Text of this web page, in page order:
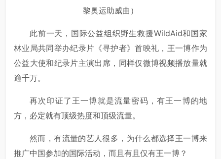
黎奥运助威曲）
此前一天，国际公益组织野生救援WildAid和国家
林业局共同举办纪录片《寻护者》首映礼，王一博作为
公益大使和纪录片主演出席，同样仅微博视频播放量就
逾千万。
再次印证了王一博就是流量密码，有王一博的地
方，必定就有顶级热度和顶级流量。
然而，有流量的艺人很多，为什么都选择王一博来
推广中国参加的国际活动，而且有且仅有王一博？